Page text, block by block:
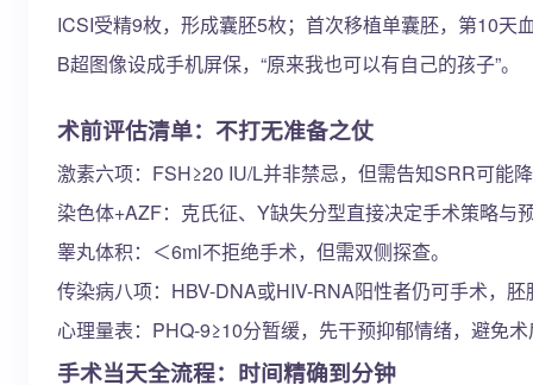
ICSI受精9枚，形成囊胚5枚；首次移植单囊胚，第10天
B超图像设成手机屏保，“原来我也可以有自己的孩子”。
术前评估清单：不打无准备之仗
激素六项：FSH≥20 IU/L并非禁忌，但需告知SRR可能
染色体+AZF：克氏征、Y缺失分型直接决定手术策略与
睾丸体积：＜6ml不拒绝手术，但需双侧探查。
传染病八项：HBV-DNA或HIV-RNA阳性者仍可手术，
心理量表：PHQ-9≥10分暂缓，先干预抑郁情绪，避免术
手术当天全流程：时间精确到分钟